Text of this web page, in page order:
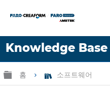
Knowledge Base
언어
도움 받기 로그인
글로벌 계층 확장/축소
홈 소프트웨어